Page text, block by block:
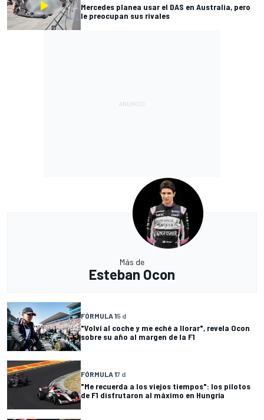
Mercedes planea usar el DAS en Australia, pero
le preocupan sus rivales
Más de
Esteban Ocon
FÓRMULA 15 d
"Volví al coche y me eché a llorar", revela Ocon
sobre su año al margen de la F1
FÓRMULA 17 d
"Me recuerda a los viejos tiempos": los pilotos
de F1 disfrutaron al máximo en Hungría